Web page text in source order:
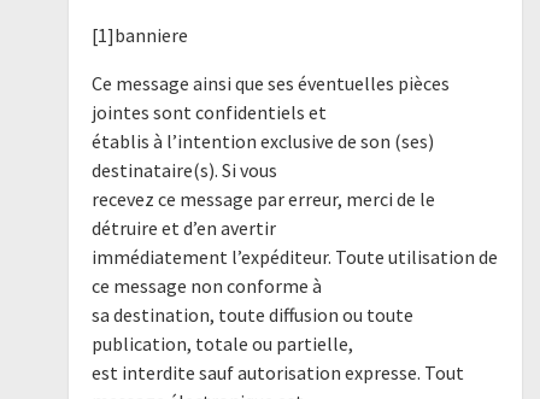
[1]banniere
Ce message ainsi que ses éventuelles pièces
jointes sont confidentiels et
établis à l’intention exclusive de son (ses)
destinataire(s). Si vous
recevez ce message par erreur, merci de le
détruire et d’en avertir
immédiatement l’expéditeur. Toute utilisation de
ce message non conforme à
sa destination, toute diffusion ou toute
publication, totale ou partielle,
est interdite sauf autorisation expresse. Tout